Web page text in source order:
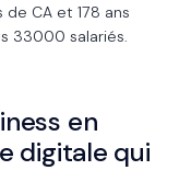
CA et 178 ans
33000 salariés.
en
digitale qui